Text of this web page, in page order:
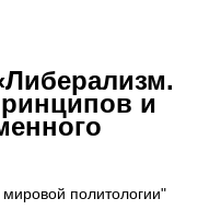
и
политологии"